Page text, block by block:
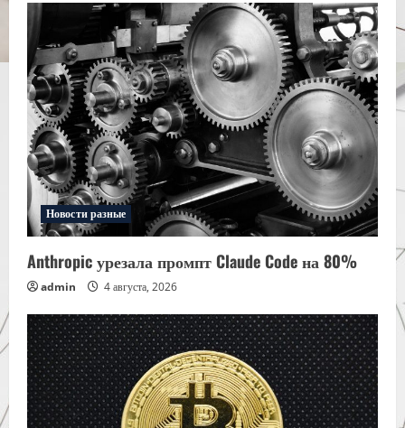
Новости разные
Anthropic урезала промпт Claude Code на 80%
admin 4 августа, 2026